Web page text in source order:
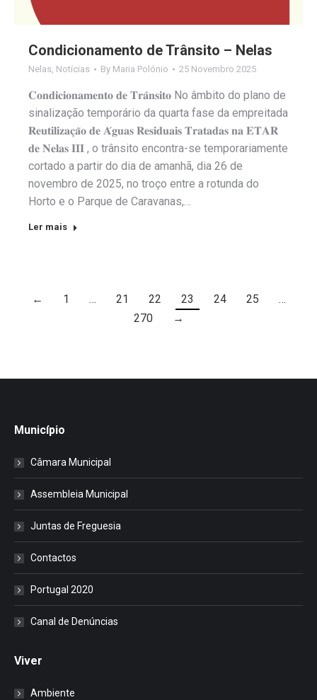
Condicionamento de Trânsito – Nelas
Nelas, Notícias By Maria Polónio 25 Novembro 2025
𝐂𝐨𝐧𝐝𝐢𝐜𝐢𝐨𝐧𝐚𝐦𝐞𝐧𝐭𝐨 𝐝𝐞 𝐓𝐫𝐚̂𝐧𝐬𝐢𝐭𝐨 No âmbito do plano de
sinalização temporário da quarta fase da empreitada
𝐑𝐞𝐮𝐭𝐢𝐥𝐢𝐳𝐚𝐜̧𝐚̃𝐨 𝐝𝐞 𝐀́𝐠𝐮𝐚𝐬 𝐑𝐞𝐬𝐢𝐝𝐮𝐚𝐢𝐬 𝐓𝐫𝐚𝐭𝐚𝐝𝐚𝐬 𝐧𝐚 𝐄𝐓𝐀𝐑
𝐝𝐞 𝐍𝐞𝐥𝐚𝐬 𝐈𝐈𝐈 , o trânsito encontra-se temporariamente
cortado a partir do dia de amanhã, dia 26 de
novembro de 2025, no troço entre a rotunda do
Horto e o Parque de Caravanas,…
Ler mais
← 1 … 21 22 23 24 25
…
270
→
Município
Câmara Municipal
Assembleia Municipal
Juntas de Freguesia
Contactos
Portugal 2020
Canal de Denúncias
Viver
Ambiente